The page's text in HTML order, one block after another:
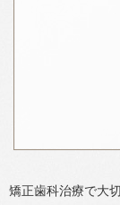
矯正歯科治療で大